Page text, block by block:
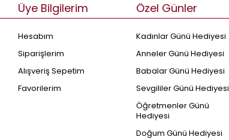
Üye Bilgilerim
Hesabım
Siparişlerim
Alışveriş Sepetim
Favorilerim
Özel Günler
Kadınlar Günü Hediyesi
Anneler Günü Hediyesi
Babalar Günü Hediyesi
Sevgililer Günü Hediyesi
Öğretmenler Günü
Hediyesi
Doğum Günü Hediyesi